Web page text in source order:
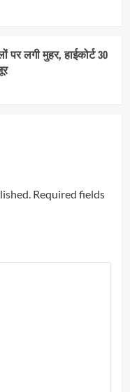
लगी मुहर, हाईकोर्ट 30
Required fields